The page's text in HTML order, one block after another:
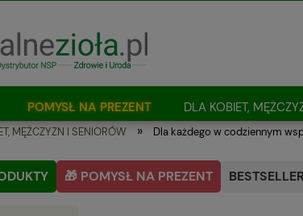
POMYSŁ NA PREZENT DLA KOBIET,
MĘŻCZYZN I SENIORÓW » Dla każdego w codziennym
🎁 POMYSŁ NA PREZENT